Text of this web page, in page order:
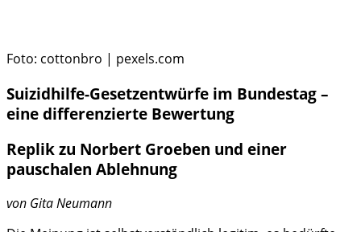
Foto: cottonbro | pexels.com
Suizidhilfe-Gesetzentwürfe im Bundestag –
eine differenzierte Bewertung
Replik zu Norbert Groeben und einer
pauschalen Ablehnung
von Gita Neumann